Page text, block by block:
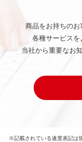
商品をお持ちのお
各種サービスを
当社から重要なお
※記載されている速度表記は